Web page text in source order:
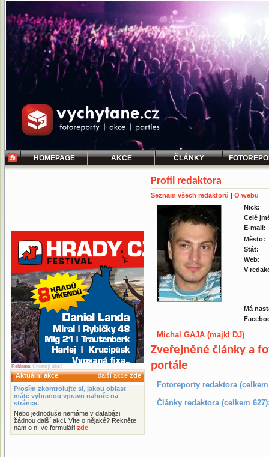
HOMEPAGE AKCE ČLÁNKY
Reklama. Chcete ji také?
Aktuální akce další akcezde
Prosím zkontrolujte si, jakou oblast
máte vybranou vpravo nahoře na
stránce.
Nebo jednoduše nemáme v databázi
žádnou další akci. Víte o nějaké? Řekněte
nám o ní ve formuláři zde!
Profil redaktora
Seznam všech redaktorů | O webu
Nick:
Celé
E-mail:
Město:
Stát:
Web:
V
Má
Michal GAJA (majkl DJ)
Zveřejněné články a
portále
Fotoreporty redaktora
Články redaktora (celkem